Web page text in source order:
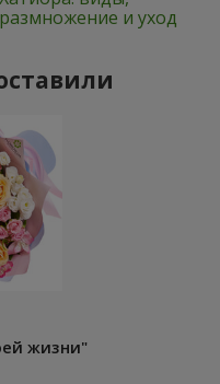
размножение и уход
жизни"